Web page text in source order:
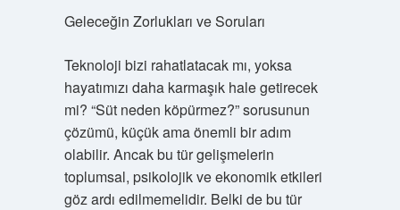
Geleceğin Zorlukları ve Soruları
Teknoloji bizi rahatlatacak mı, yoksa
hayatımızı daha karmaşık hale getirecek
mi? “Süt neden köpürmez?” sorusunun
çözümü, küçük ama önemli bir adım
olabilir. Ancak bu tür gelişmelerin
toplumsal, psikolojik ve ekonomik etkileri
göz ardı edilmemelidir. Belki de bu tür